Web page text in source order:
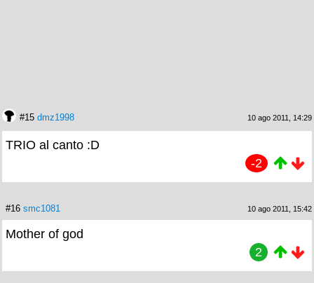
#15 dmz1998 10 ago 2011, 14:29
TRIO al canto :D
-2
#16 smc1081 10 ago 2011, 15:42
Mother of god
2